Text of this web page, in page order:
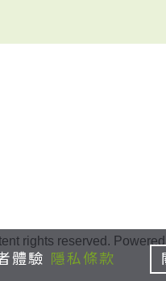
rights reserved.
體驗 隱私條款